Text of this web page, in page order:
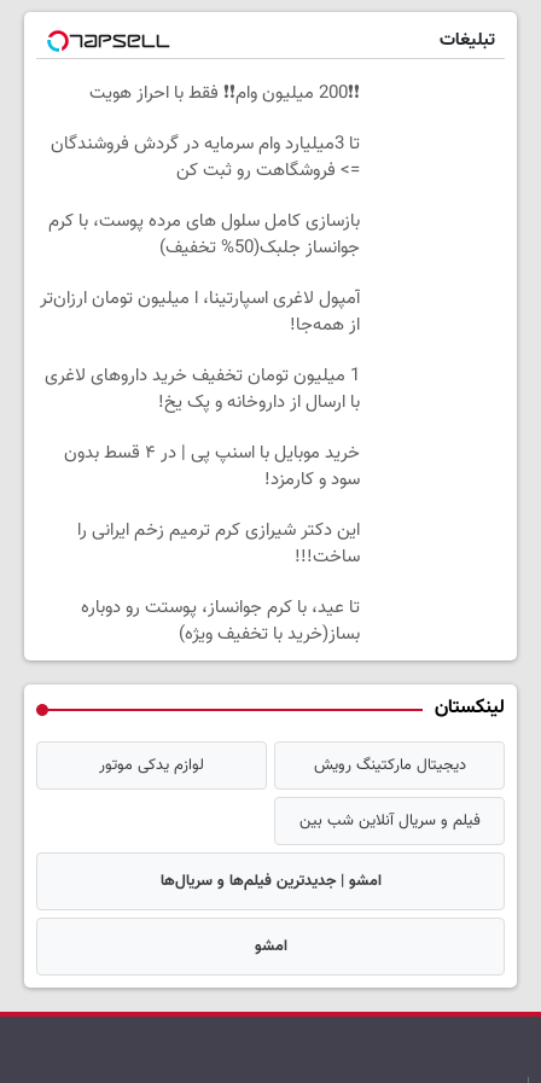
تبلیغات
❗❗200 میلیون وام❗❗ فقط با احراز هویت
تا 3میلیارد وام سرمایه در گردش فروشندگان
=> فروشگاهت رو ثبت کن
بازسازی کامل سلول های مرده پوست، با کرم
جوانساز جلبک(50% تخفیف)
آمپول لاغری اسپارتینا، ا میلیون تومان ارزان‌تر
از همه‌جا!
1 میلیون تومان تخفیف خرید داروهای لاغری
با ارسال از داروخانه و پک یخ!
خرید موبایل با اسنپ پی | در ۴ قسط بدون
سود و کارمزد!
این دکتر شیرازی کرم ترمیم زخم ایرانی را
ساخت!!!
تا عید، با کرم جوانساز، پوستت رو دوباره
بساز(خرید با تخفیف ویژه)
لینکستان
دیجیتال مارکتینگ رویش لوازم یدکی موتور
فیلم و سریال آنلاین شب بین
امشو | جدیدترین فیلم‌ها و سریال‌ها
امشو